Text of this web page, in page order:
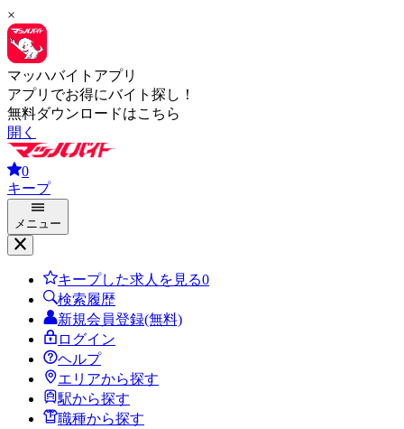
×
マッハバイトアプリ
アプリでお得にバイト探し！
無料ダウンロードはこちら
開く
0
キープ
メニュー
キープした求人を見る0
検索履歴
新規会員登録(無料)
ログイン
ヘルプ
エリアから探す
駅から探す
職種から探す